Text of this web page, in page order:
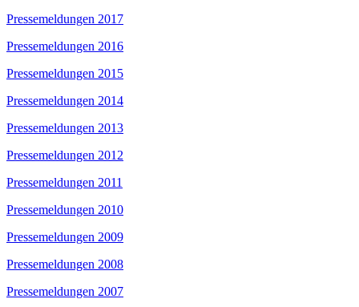
Pressemeldungen 2017
Pressemeldungen 2016
Pressemeldungen 2015
Pressemeldungen 2014
Pressemeldungen 2013
Pressemeldungen 2012
Pressemeldungen 2011
Pressemeldungen 2010
Pressemeldungen 2009
Pressemeldungen 2008
Pressemeldungen 2007